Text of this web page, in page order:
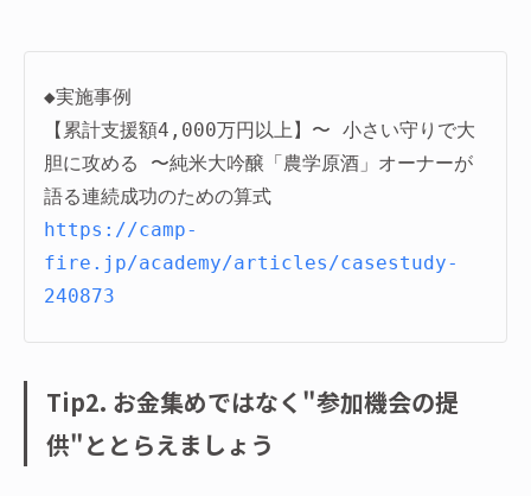
◆実施事例
【累計支援額4,000万円以上】〜 小さい守りで大
胆に攻める 〜純米大吟醸「農学原酒」オーナーが
https://camp-
fire.jp/academy/articles/casestudy-
240873
Tip2. お金集めではなく"参加機会の提
供"ととらえましょう